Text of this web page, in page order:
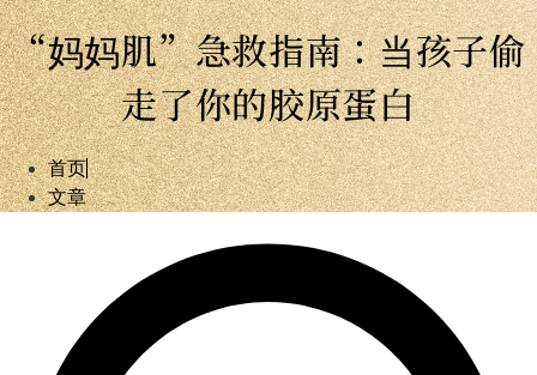
“妈妈肌”急救指南：当孩子偷
走了你的胶原蛋白
首页
文章